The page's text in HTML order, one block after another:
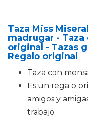
Taza Miss
madrugar - Taza
original - Tazas
Regalo original
Taza con
Es un regalo
amigos y
trabajo.